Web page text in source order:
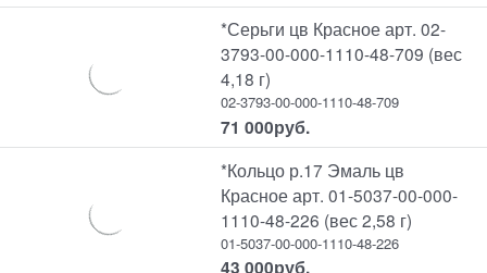
*Серьги цв Красное арт. 02-
3793-00-000-1110-48-709 (вес
4,18 г)
02-3793-00-000-1110-48-709
71 000руб.
*Кольцо р.17 Эмаль цв
Красное арт. 01-5037-00-000-
1110-48-226 (вес 2,58 г)
01-5037-00-000-1110-48-226
43 000руб.